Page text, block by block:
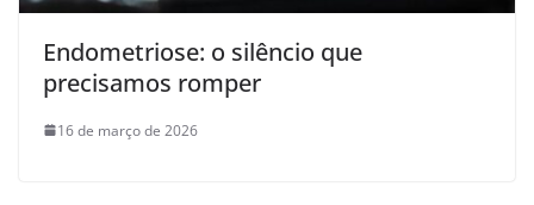
Endometriose: o silêncio que
precisamos romper
16 de março de 2026